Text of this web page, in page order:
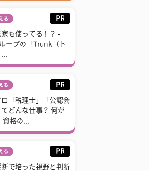
る PR
家も使ってる！？ -
ープの「Trunk（ト
る PR
「税理士」「公認会
どんな仕事？ 何が
格の...
る PR
断で培った視野と判断